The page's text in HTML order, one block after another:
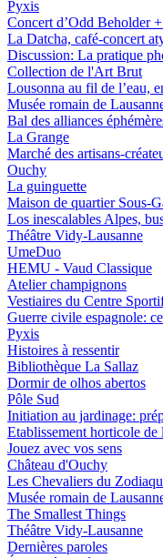
Pyxis
Concert d’Odd Beholder
La Datcha, café-concert
Discussion: La pratique
Collection de l'Art Brut
Lousonna au fil de l’eau,
Musée romain de
Bal des alliances
La Grange
Marché des artisans-
Ouchy
La guinguette
Maison de quartier Sous-
Los inescalables Alpes,
Théâtre Vidy-Lausanne
UmeDuo
HEMU - Vaud Classique
Atelier champignons
Vestiaires du Centre
Guerre civile espagnole:
Pyxis
Histoires à ressentir
Bibliothèque La Sallaz
Dormir de olhos abertos
Pôle Sud
Initiation au jardinage:
Etablissement horticole
Jouez avec vos sens
Château d'Ouchy
Les Chevaliers du
Musée romain de
The Smallest Things
Théâtre Vidy-Lausanne
Dernières paroles